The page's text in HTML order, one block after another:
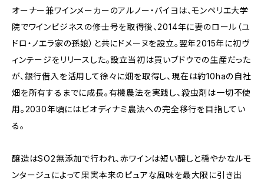
オーナー兼ワインメーカーのアルノー・バイヨは、モンペリエ大学
院でワインビジネスの修士号を取得後、2014年に妻のロール（ユ
ドロ・ノエラ家の孫娘）と共にドメーヌを設立。翌年2015年に初ヴ
ィンテージをリリースした。設立当初は買いブドウでの生産だった
が、銀行借入を活用して徐々に畑を取得し、現在は約10haの自社
畑を所有するまでに成長。有機農法を実践し、殺虫剤は一切不使
用。2030年頃にはビオディナミ農法への完全移行を目指してい
る。
醸造はSO2無添加で行われ、赤ワインは短い醸しと穏やかなルモ
ンタージュによって果実本来のピュアな風味を最大限に引き出